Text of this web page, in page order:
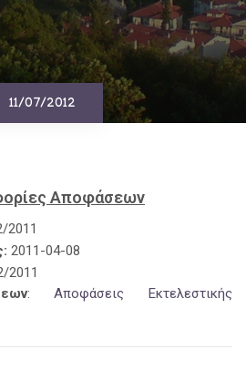
11/07/2012
Αποφάσεων
2011
2011-04-08
2011
:Αποφάσεις Εκτελεστικής